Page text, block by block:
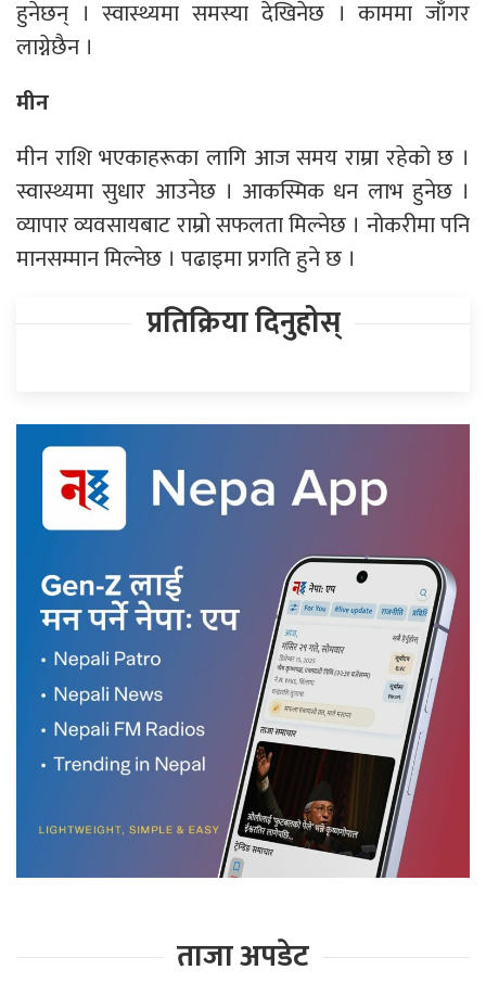
हुनेछन् । स्वास्थ्यमा समस्या देखिनेछ । काममा जाँगर
लाग्नेछैन ।
मीन
मीन राशि भएकाहरूका लागि आज समय राम्रा रहेको छ ।
स्वास्थ्यमा सुधार आउनेछ । आकस्मिक धन लाभ हुनेछ ।
व्यापार व्यवसायबाट राम्रो सफलता मिल्नेछ । नोकरीमा पनि
मानसम्मान मिल्नेछ । पढाइमा प्रगति हुने छ ।
प्रतिक्रिया दिनुहोस्
ताजा अपडेट